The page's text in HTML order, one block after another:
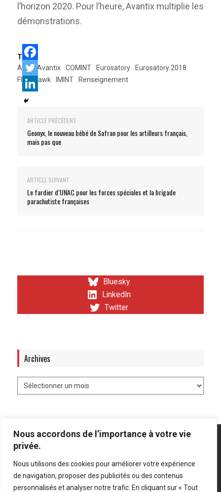
Nous accordons de l’importance à votre vie
privée.
Nous utilisons des cookies pour améliorer votre expérience
de navigation, proposer des publicités ou des contenus
personnalisés et analyser notre trafic. En cliquant sur « Tout
l’horizon 2020. Pour l’heure, Avantix multiplie les
démonstrations.
Tags:
Atos
Avantix COMINT Eurosatory
Eurosatory 2018
FlashHawk
IMINT Renseignement
ARTICLE PRÉCÉDENT
Geonyx, le nouveau bébé de Safran pour les artilleurs français,
mais pas que
ARTICLE SUIVANT
Le fardier d’UNAC pour les forces spéciales et la brigade
parachutiste françaises
Bluesky
LinkedIn
Twitter
Archives
Mentions légales Politique de confidentialité